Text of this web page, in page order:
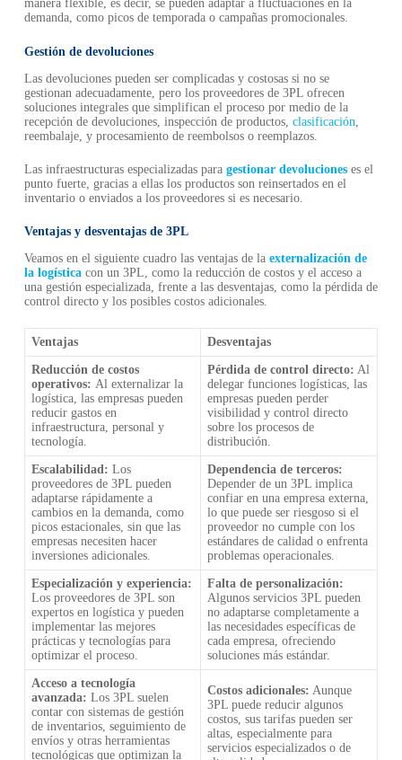
manera flexible, es decir, se pueden adaptar a fluctuaciones en la
demanda, como picos de temporada o campañas promocionales.
Gestión de devoluciones
Las devoluciones pueden ser complicadas y costosas si no se
gestionan adecuadamente, pero los proveedores de 3PL ofrecen
soluciones integrales que simplifican el proceso por medio de la
recepción de devoluciones, inspección de productos, clasificación
reembalaje, y procesamiento de reembolsos o reemplazos.
Las infraestructuras especializadas para gestionar devolucioneses el
punto fuerte, gracias a ellas los productos son reinsertados en el
inventario o enviados a los proveedores si es necesario.
Ventajas y desventajas de 3PL
Veamos en el siguiente cuadro las ventajas de la externalización de
la logísticacon un 3PL, como la reducción de costos y el acceso a
una gestión especializada, frente a las desventajas, como la pérdida de
control directo y los posibles costos adicionales.
Ventajas Desventajas
Reducción de costos
operativos: Al externalizar la
logística, las empresas pueden
reducir gastos en
infraestructura, personal y
tecnología.
Pérdida de control directo: Al
delegar funciones logísticas, las
empresas pueden perder
visibilidad y control directo
sobre los procesos de
distribución.
Escalabilidad: Los
proveedores de 3PL pueden
adaptarse rápidamente a
cambios en la demanda, como
picos estacionales, sin que las
empresas necesiten hacer
inversiones adicionales.
Dependencia de terceros:
Depender de un 3PL implica
confiar en una empresa externa,
lo que puede ser riesgoso si el
proveedor no cumple con los
estándares de calidad o enfrenta
problemas operacionales.
Especialización y experiencia:
Los proveedores de 3PL son
expertos en logística y pueden
implementar las mejores
prácticas y tecnologías para
optimizar el proceso.
Falta de personalización:
Algunos servicios 3PL pueden
no adaptarse completamente a
las necesidades específicas de
cada empresa, ofreciendo
soluciones más estándar.
Acceso a tecnología
avanzada: Los 3PL suelen
contar con sistemas de gestión
de inventarios, seguimiento de
envíos y otras herramientas
tecnológicas que optimizan la
Costos adicionales: Aunque
3PL puede reducir algunos
costos, sus tarifas pueden ser
altas, especialmente para
servicios especializados o de